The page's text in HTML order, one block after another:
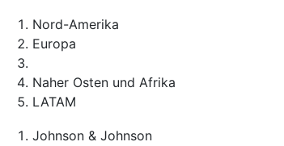
Nord-Amerika
Europa
Naher Osten und Afrika
LATAM
Johnson & Johnson